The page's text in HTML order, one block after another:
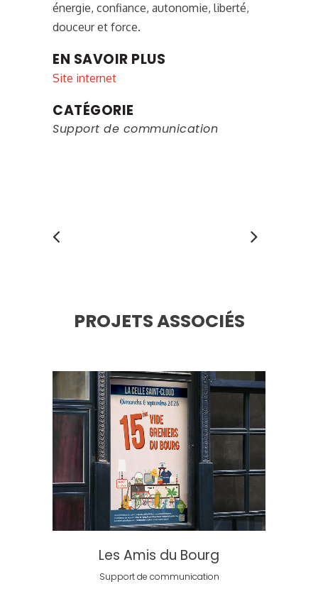
énergie, confiance, autonomie, liberté,
douceur et force.
EN SAVOIR PLUS
Site internet
CATÉGORIE
Support de communication
PROJETS ASSOCIÉS
Les Amis du Bourg
Support de communication